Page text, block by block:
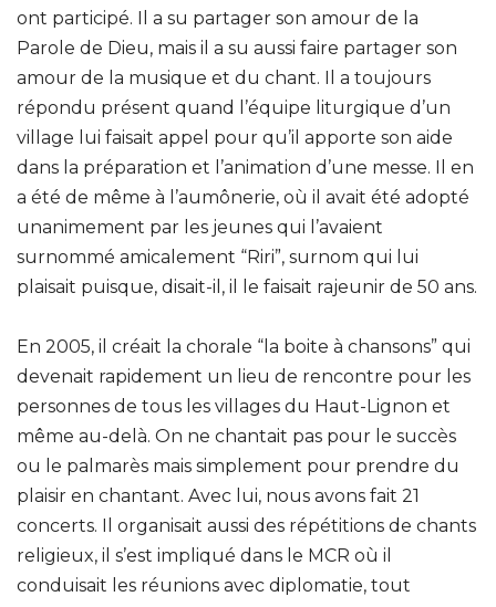
ont participé. Il a su partager son amour de la
Parole de Dieu, mais il a su aussi faire partager son
amour de la musique et du chant. Il a toujours
répondu présent quand l’équipe liturgique d’un
village lui faisait appel pour qu’il apporte son aide
dans la préparation et l’animation d’une messe. Il en
a été de même à l’aumônerie, où il avait été adopté
unanimement par les jeunes qui l’avaient
surnommé amicalement “Riri”, surnom qui lui
plaisait puisque, disait-il, il le faisait rajeunir de 50 ans.
En 2005, il créait la chorale “la boite à chansons” qui
devenait rapidement un lieu de rencontre pour les
personnes de tous les villages du Haut-Lignon et
même au-delà. On ne chantait pas pour le succès
ou le palmarès mais simplement pour prendre du
plaisir en chantant. Avec lui, nous avons fait 21
concerts. Il organisait aussi des répétitions de chants
religieux, il s’est impliqué dans le MCR où il
conduisait les réunions avec diplomatie, tout